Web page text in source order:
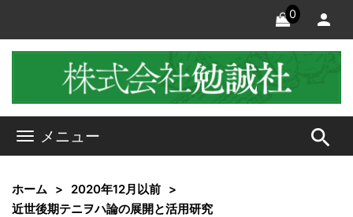
0
メニュー search
ホーム
2020年12月以前
近世後期テニヲハ論の展開と活用研究